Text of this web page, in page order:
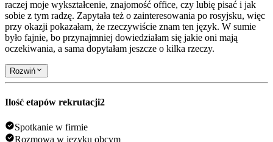
raczej moje wykształcenie, znajomość office, czy lubię pisać i jak
sobie z tym radzę. Zapytała też o zainteresowania po rosyjsku, więc
przy okazji pokazałam, że rzeczywiście znam ten język. W sumie
było fajnie, bo przynajmniej dowiedziałam się jakie oni mają
oczekiwania, a sama dopytałam jeszcze o kilka rzeczy.
Rozwiń
Ilość etapów rekrutacji2
Spotkanie w firmie
Rozmowa w języku obcym